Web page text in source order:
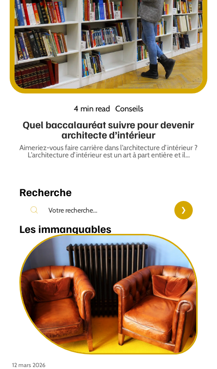
4 min read Conseils
Quel baccalauréat suivre pour devenir
architecte d’intérieur
Aimeriez-vous faire carrière dans l’architecture d’intérieur ?
L’architecture d’intérieur est un art à part entière et il…
Recherche
Les immanquables
12 mars 2026